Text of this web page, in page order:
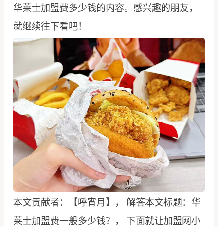
华莱士加盟费多少钱的内容。感兴趣的朋友，
就继续往下看吧！
本文贡献者：【呼宵月】， 解答本文标题：华
莱士加盟费一般多少钱？， 下面就让加盟网小